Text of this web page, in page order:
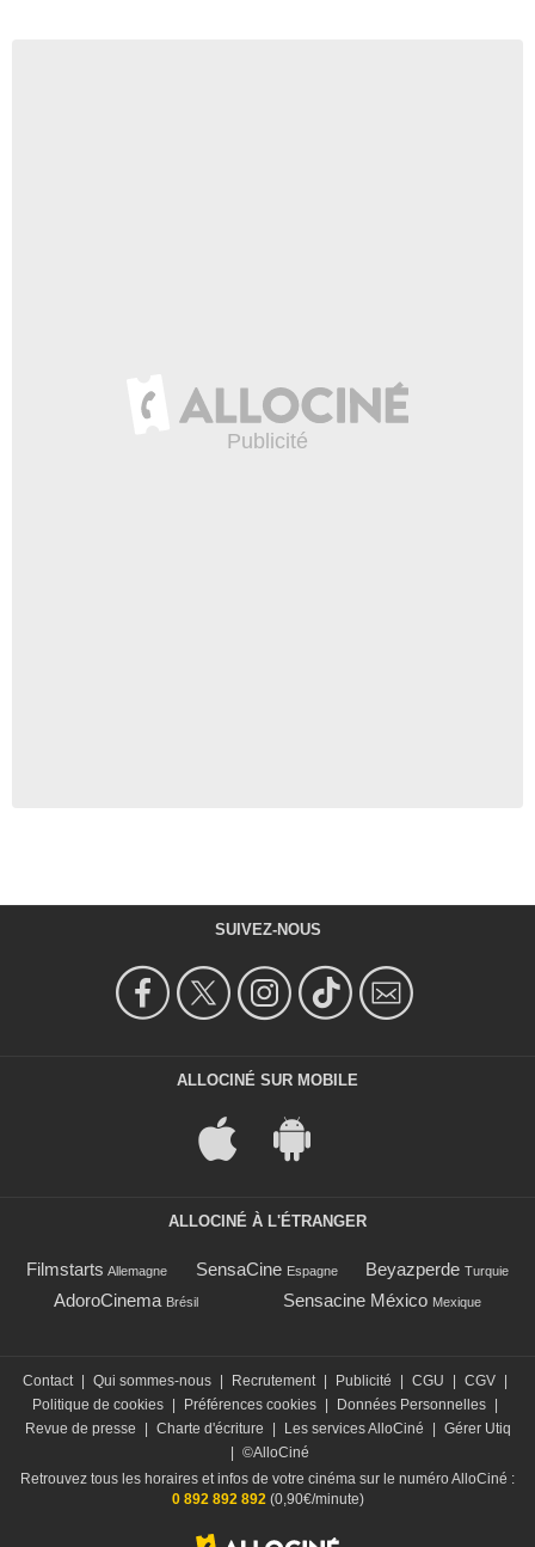
SUIVEZ-NOUS
ALLOCINÉ SUR MOBILE
ALLOCINÉ À L'ÉTRANGER
Filmstarts Allemagne SensaCine Espagne Beyazperde Turquie
AdoroCinema Brésil Sensacine México Mexique
Contact Qui sommes-nous Recrutement Publicité CGU CGV
Politique de cookies
Préférences cookies Données Personnelles
Revue de presse
Charte d'écriture Les services AlloCiné
Gérer Utiq
©AlloCiné
Retrouvez tous les horaires et infos de votre cinéma sur le numéro AlloCiné :
0 892 892 892(0,90€/minute)